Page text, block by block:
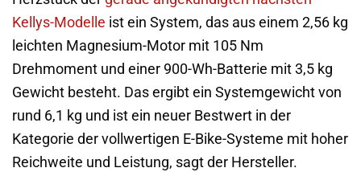
Kellys-Modelle ist ein System, das aus einem 2,56 kg
leichten Magnesium-Motor mit 105 Nm
Drehmoment und einer 900-Wh-Batterie mit 3,5 kg
Gewicht besteht. Das ergibt ein Systemgewicht von
rund 6,1 kg und ist ein neuer Bestwert in der
Kategorie der vollwertigen E-Bike-Systeme mit hoher
Reichweite und Leistung, sagt der Hersteller.